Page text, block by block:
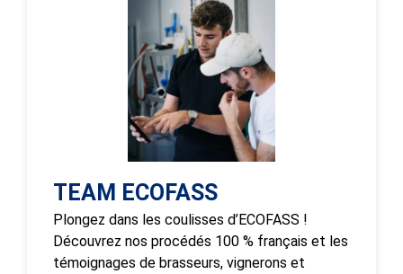
TEAM ECOFASS
Plongez dans les coulisses d’ECOFASS !
Découvrez nos procédés 100 % français et les
témoignages de brasseurs, vignerons et